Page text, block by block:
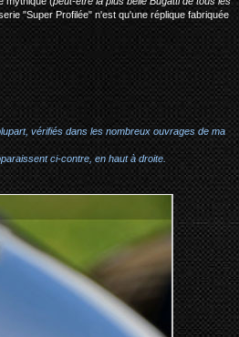
"Super Profilée" n'est qu'une réplique fabriquée
vérifiés dans les nombreux ouvrages de ma
ci-contre, en haut à droite.